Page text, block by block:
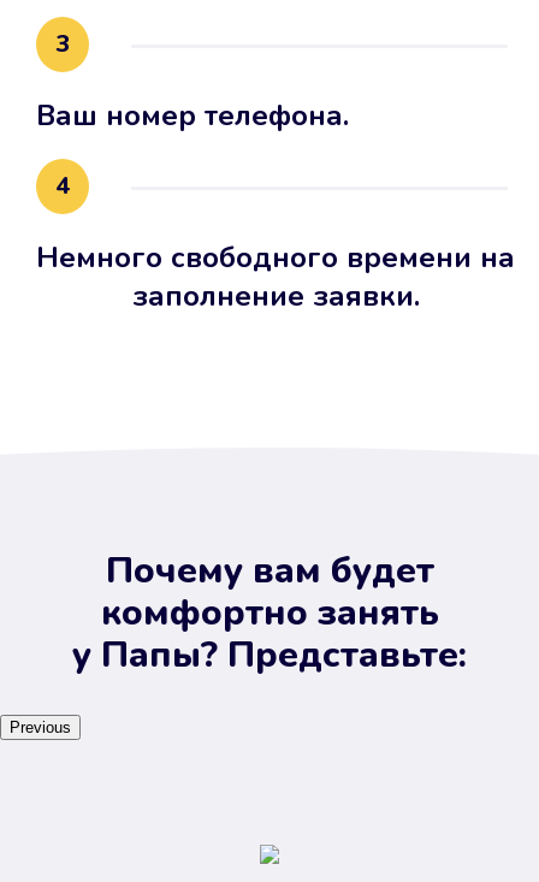
3
Ваш номер телефона.
4
Немного свободного времени на
заполнение заявки.
Почему вам будет
комфортно занять
у Папы? Представьте:
Previous